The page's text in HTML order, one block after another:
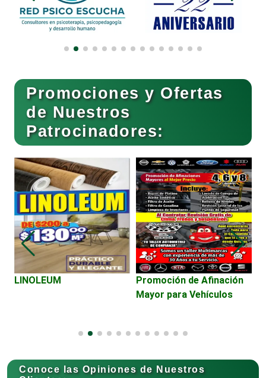
Buceo
Cafeterías
Cajas de Ahorro
Cámaras de Comercio
Camiones para Fletes
Promociones y Ofertas
de Nuestros
Patrocinadores:
LINOLEUM
Promoción de Afinación
Mayor para Vehículos
Conoce las Opiniones de Nuestros